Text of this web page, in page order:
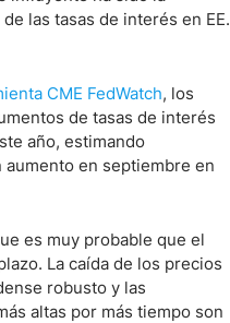
las tasas de interés en EE.
CME FedWatch, los
de tasas de interés
año, estimando
en septiembre en
es muy probable que el
La caída de los precios
robusto y las
altas por más tiempo son